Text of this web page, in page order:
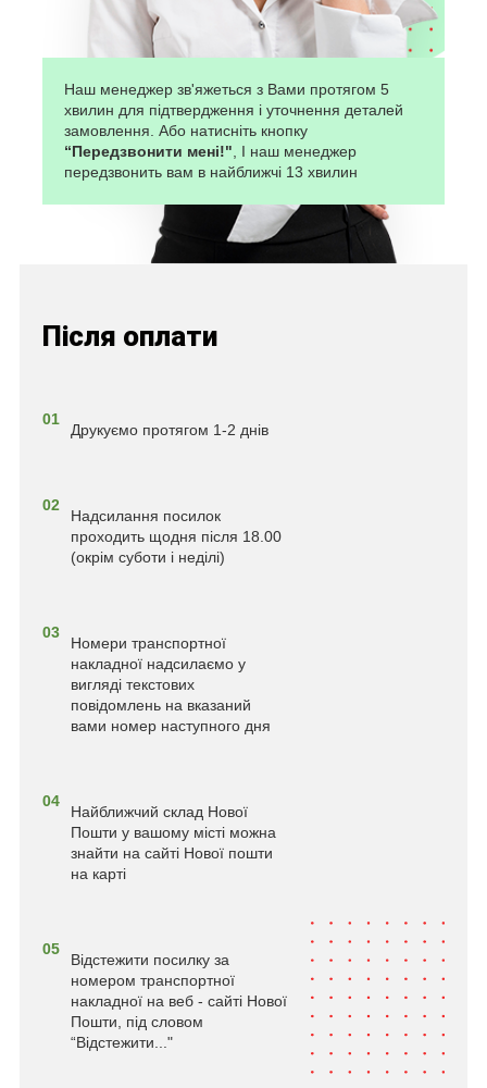
Наш менеджер зв'яжеться з Вами протягом 5
хвилин для підтвердження і уточнення деталей
замовлення. Або натисніть кнопку
“Передзвонити мені!", І наш менеджер
передзвонить вам в найближчі 13 хвилин
Після оплати
01
Друкуємо протягом 1-2 днів
02
Надсилання посилок
проходить щодня після 18.00
(окрім суботи і неділі)
03
Номери транспортної
накладної надсилаємо у
вигляді текстових
повідомлень на вказаний
вами номер наступного дня
04
Найближчий склад Нової
Пошти у вашому місті можна
знайти на сайті Нової пошти
на карті
05
Відстежити посилку за
номером транспортної
накладної на веб - сайті Нової
Пошти, під словом
“Відстежити..."